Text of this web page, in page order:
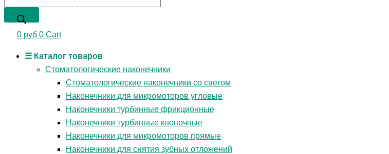
0 руб 0 Cart
☰ Каталог товаров
Стоматологические наконечники
Стоматологические наконечники со светом
Наконечники для микромоторов угловые
Наконечники турбинные фрикционные
Наконечники турбинные кнопочные
Наконечники для микромоторов прямые
Наконечники для снятия зубных отложений